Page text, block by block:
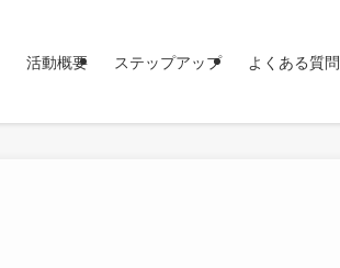
活動概要 ステップアップ よくある質問